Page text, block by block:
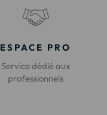
ESPACE PRO
Service dédié aux
professionnels